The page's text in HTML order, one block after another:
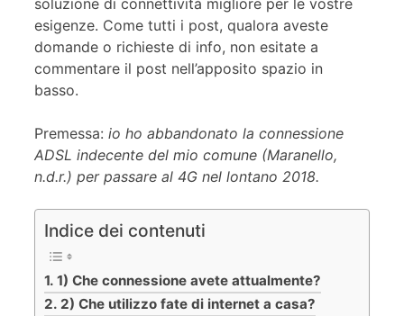
esigenze. Come tutti i post, qualora aveste
domande o richieste di info, non esitate a
commentare il post nell’apposito spazio in
basso.
Premessa: io ho abbandonato la connessione
ADSL indecente del mio comune (Maranello,
n.d.r.) per passare al 4G nel lontano 2018.
Indice dei contenuti
1) Che connessione avete attualmente?
2) Che utilizzo fate di internet a casa?